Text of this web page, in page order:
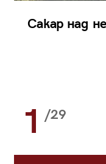
Сакар над
1 /29